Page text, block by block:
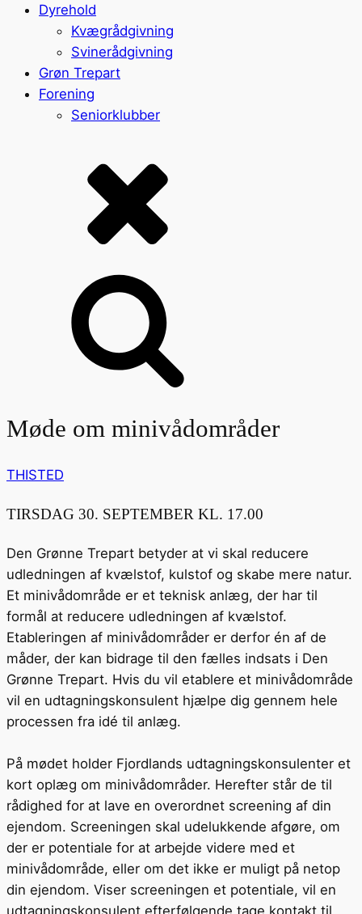
Dyrehold
Kvægrådgivning
Svinerådgivning
Grøn Trepart
Forening
Seniorklubber
Møde om minivådområder
THISTED
TIRSDAG 30. SEPTEMBER KL. 17.00
Den Grønne Trepart betyder at vi skal reducere
udledningen af kvælstof, kulstof og skabe mere natur.
Et minivådområde er et teknisk anlæg, der har til
formål at reducere udledningen af kvælstof.
Etableringen af minivådområder er derfor én af de
måder, der kan bidrage til den fælles indsats i Den
Grønne Trepart. Hvis du vil etablere et minivådområde
vil en udtagningskonsulent hjælpe dig gennem hele
processen fra idé til anlæg.
På mødet holder Fjordlands udtagningskonsulenter et
kort oplæg om minivådområder. Herefter står de til
rådighed for at lave en overordnet screening af din
ejendom. Screeningen skal udelukkende afgøre, om
der er potentiale for at arbejde videre med et
minivådområde, eller om det ikke er muligt på netop
din ejendom. Viser screeningen et potentiale, vil en